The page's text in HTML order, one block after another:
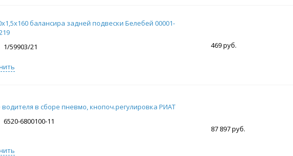
балансира задней подвески Белебей 00001-
1/59903/21 469 руб.
в сборе пневмо, кнопоч.регулировка РИАТ
6520-6800100-11
87 897 руб.